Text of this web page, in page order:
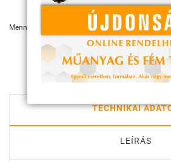
Mennyiség:
KOSÁRBA
TECHNIKAI
LEÍRÁS